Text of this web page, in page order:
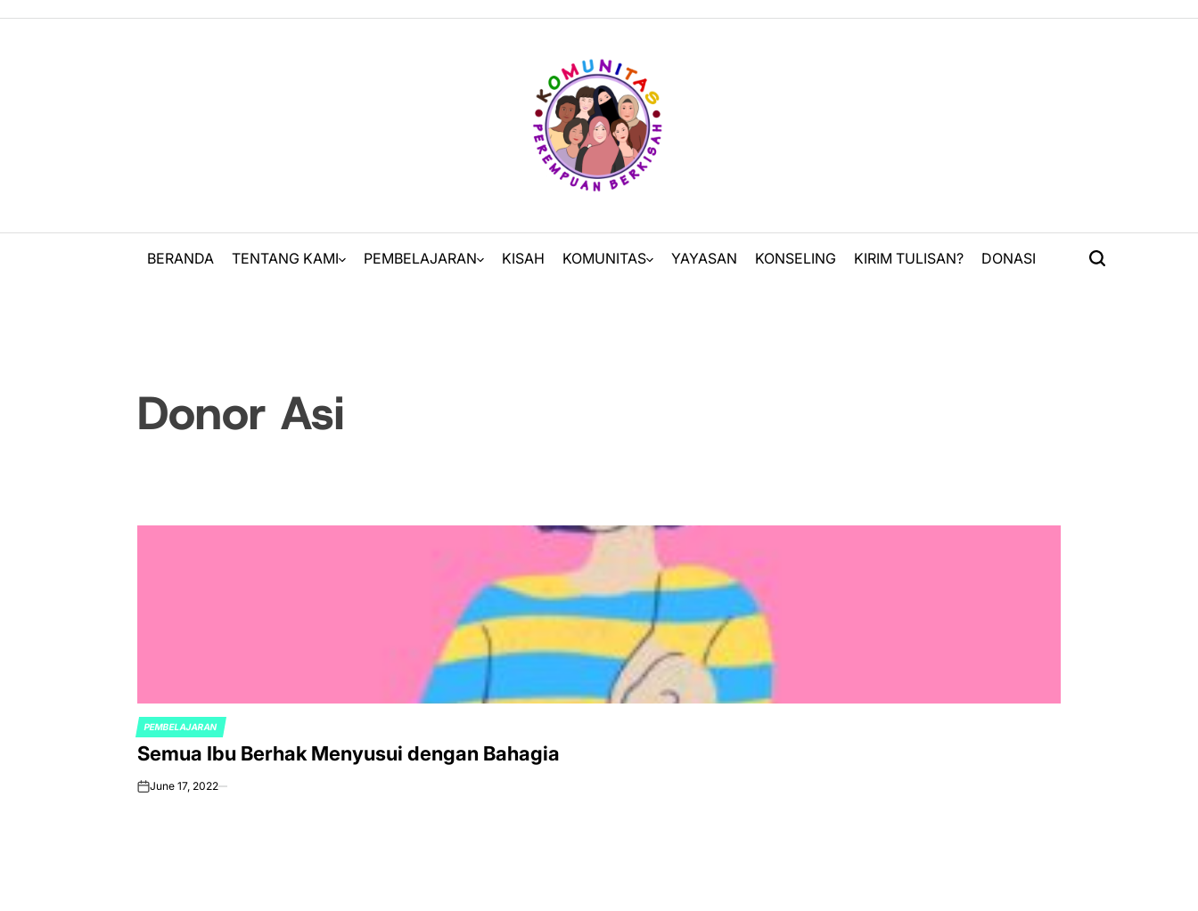
BERANDA TENTANG KAMI PEMBELAJARAN KISAH KOMUNITAS YAYASAN KONSELING KIRIM TULISAN? DONASI
Donor Asi
POSTED
IN
PEMBELAJARAN
Semua Ibu Berhak Menyusui dengan Bahagia
onJune 17, 2022